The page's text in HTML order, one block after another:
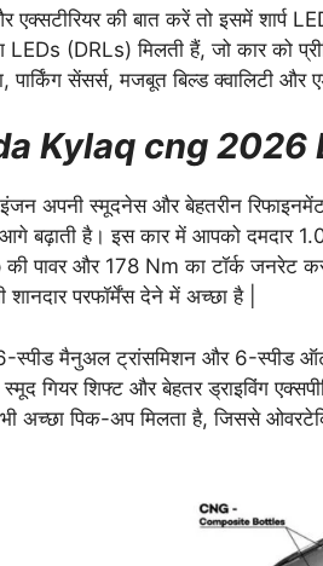
एक्सटीरियर की बात करें तो इसमें शार्प
LEDs (DRLs) मिलती हैं, जो कार को
पार्किंग सेंसर्स, मजबूत बिल्ड क्वालिटी और
Kylaq cng 2026
अपनी स्मूदनेस और बेहतरीन
आगे बढ़ाती है। इस कार में आपको दमदार
पावर और 178 Nm का टॉर्क जनरेट
शानदार परफॉर्मेंस देने में अच्छा है |
स्पीड मैनुअल ट्रांसमिशन और 6-स्पीड
गियर शिफ्ट और बेहतर ड्राइविंग
अच्छा पिक-अप मिलता है, जिससे